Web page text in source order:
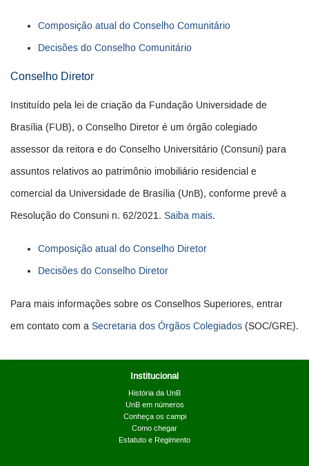
Composição atual do Conselho Comunitário
Decisões do Conselho Comunitário
Conselho Diretor
Instituído pela lei de criação da Fundação Universidade de
Brasília (FUB), o Conselho Diretor é um órgão colegiado
assessor da reitora e do Conselho Universitário (Consuni) para
assuntos relativos ao patrimônio imobiliário residencial e
comercial da Universidade de Brasília (UnB), conforme prevê a
Resolução do Consuni n. 62/2021. Saiba mais.
Composição atual do Conselho Diretor
Decisões do Conselho Diretor
Para mais informações sobre os Conselhos Superiores, entrar
em contato com a Secretaria dos Órgãos Colegiados (SOC/GRE).
Institucional
História da UnB
UnB em números
Conheça os campi
Como chegar
Estatuto e Regimento